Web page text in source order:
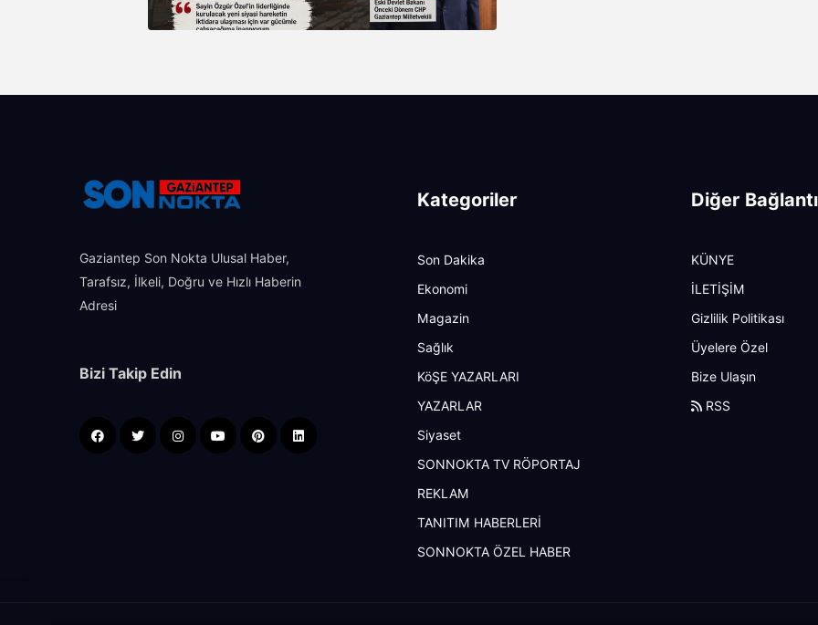
Gaziantep Son Nokta Ulusal Haber,
Tarafsız, İlkeli, Doğru ve Hızlı Haberin
Adresi
Bizi Takip Edin
Kategoriler
Son Dakika
Ekonomi
Magazin
Sağlık
KöŞE YAZARLARI
YAZARLAR
Siyaset
SONNOKTA TV RÖPORTAJ
REKLAM
TANITIM HABERLERİ
SONNOKTA ÖZEL HABER
Diğer
KÜNYE
İLETİŞİM
Gizlilik Politikası
Üyelere Özel
Bize Ulaşın
RSS